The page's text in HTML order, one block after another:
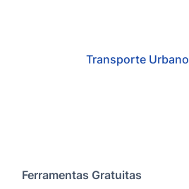
Transporte Urbano
Ferramentas Gratuitas